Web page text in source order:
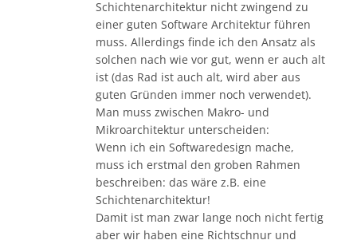
Schichtenarchitektur nicht zwingend zu
einer guten Software Architektur führen
muss. Allerdings finde ich den Ansatz als
solchen nach wie vor gut, wenn er auch alt
ist (das Rad ist auch alt, wird aber aus
guten Gründen immer noch verwendet).
Man muss zwischen Makro- und
Mikroarchitektur unterscheiden:
Wenn ich ein Softwaredesign mache,
muss ich erstmal den groben Rahmen
beschreiben: das wäre z.B. eine
Schichtenarchitektur!
Damit ist man zwar lange noch nicht fertig
aber wir haben eine Richtschnur und